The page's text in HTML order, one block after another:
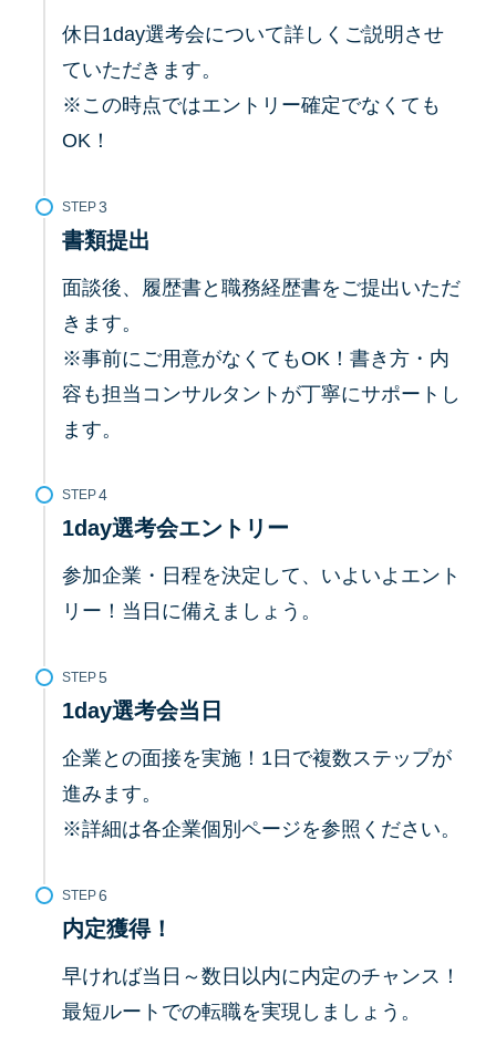
休日1day選考会について詳しくご説明させ
ていただきます。
※この時点ではエントリー確定でなくても
OK！
STEP
書類提出
面談後、履歴書と職務経歴書をご提出いただ
きます。
※事前にご用意がなくてもOK！書き方・内
容も担当コンサルタントが丁寧にサポートし
ます。
STEP
1day選考会エントリー
参加企業・日程を決定して、いよいよエント
リー！当日に備えましょう。
STEP
1day選考会当日
企業との面接を実施！1日で複数ステップが
進みます。
※詳細は各企業個別ページを参照ください。
STEP
内定獲得！
早ければ当日～数日以内に内定のチャンス！
最短ルートでの転職を実現しましょう。